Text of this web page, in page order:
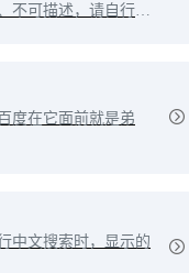
不可描述，请自行探
度在它面前就是弟
中文搜索时，显示的